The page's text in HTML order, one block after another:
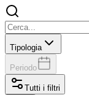
Tipologia
Periodo
Tutti i filtri